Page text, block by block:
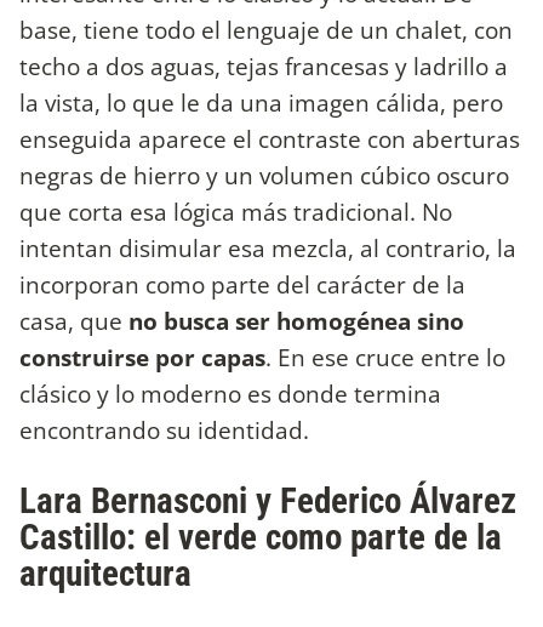
base, tiene todo el lenguaje de un chalet, con
techo a dos aguas, tejas francesas y ladrillo a
la vista, lo que le da una imagen cálida, pero
enseguida aparece el contraste con aberturas
negras de hierro y un volumen cúbico oscuro
que corta esa lógica más tradicional. No
intentan disimular esa mezcla, al contrario, la
incorporan como parte del carácter de la
casa, que no busca ser homogénea sino
construirse por capas. En ese cruce entre lo
clásico y lo moderno es donde termina
encontrando su identidad.
Lara Bernasconi y Federico Álvarez
Castillo: el verde como parte de la
arquitectura